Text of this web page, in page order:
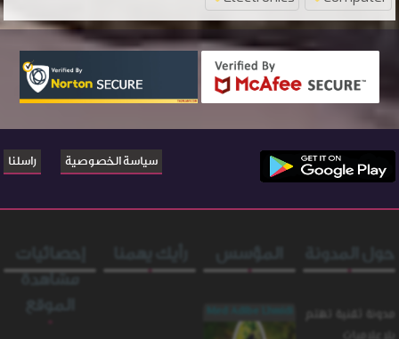
سياسة الخصوصية راسلنا
حول المدونة
مدونة ثقنية تهتم
المؤسس رأيك يهمنا
إحصائيات
مشاهدة
الموقع